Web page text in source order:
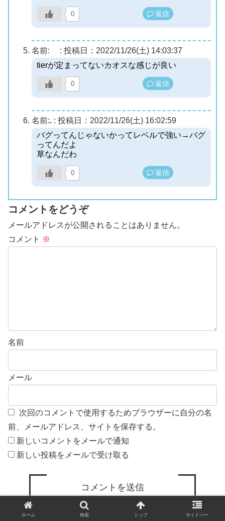
0 返信
名前: : 投稿日：2022/11/26(土) 14:03:37
tierが定まってないカオスな感じが良い
0 返信
名前:. : 投稿日：2022/11/26(土) 16:02:59
バグってんじゃないかってレベルで強い→バグ
ってんだよ
草なんだわ
0 返信
コメントをどうぞ
メールアドレスが公開されることはありません。
コメント ※
名前
メール
次回のコメントで使用するためブラウザーに自分の名
前、メールアドレス、サイトを保存する。
新しいコメントをメールで通知
新しい投稿をメールで受け取る
ホーム 検索 トップ サイドバー